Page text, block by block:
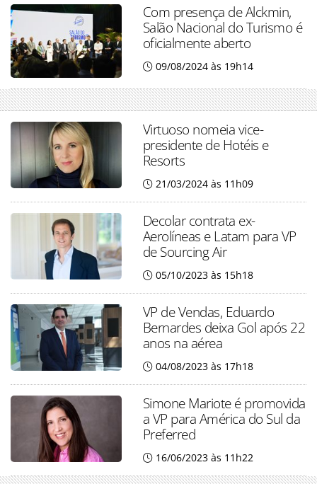
Com presença de Alckmin,
Salão Nacional do Turismo é
oficialmente aberto
09/08/2024 às 19h14
Virtuoso nomeia vice-
presidente de Hotéis e
Resorts
21/03/2024 às 11h09
Decolar contrata ex-
Aerolíneas e Latam para VP
de Sourcing Air
05/10/2023 às 15h18
VP de Vendas, Eduardo
Bernardes deixa Gol após 22
anos na aérea
04/08/2023 às 17h18
Simone Mariote é promovida
a VP para América do Sul da
Preferred
16/06/2023 às 11h22